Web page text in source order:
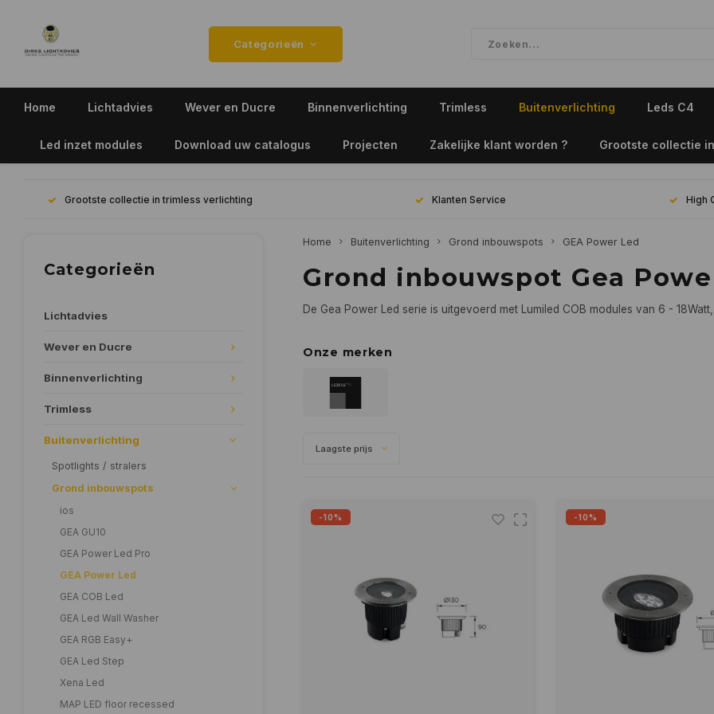
Categorieën
Home Lichtadvies Wever en Ducre Binnenverlichting Trimless Buitenverlichting Leds C4
Led inzet modules Download uw catalogus Projecten Zakelijke klant worden ? Grootste collectie
Grootste collectie in trimless verlichting Klanten Service High
Categorieën
Lichtadvies
Wever en Ducre
Binnenverlichting
Trimless
Buitenverlichting
Spotlights / stralers
Grond inbouwspots
ios
GEA GU10
GEA Power Led Pro
GEA Power Led
GEA COB Led
GEA Led Wall Washer
GEA RGB Easy+
GEA Led Step
Xena Led
MAP LED floor recessed
Home Buitenverlichting Grond inbouwspots GEA Power Led
Grond inbouwspot Gea
De Gea Power Led serie is uitgevoerd met Lumiled COB modules van 6 -
Onze merken
Laagste prijs
-10% -10%